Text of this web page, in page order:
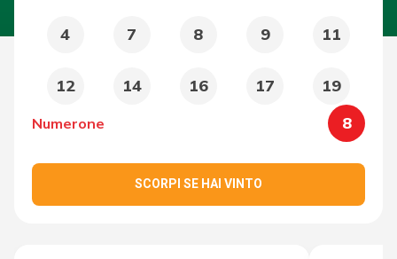
4 7 8 9 11
12 14 16 17 19
Numerone 8
SCORPI SE HAI VINTO